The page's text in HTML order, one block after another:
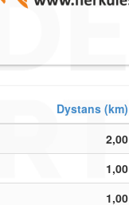
Dystans (km)
2,00
1,00
1,00